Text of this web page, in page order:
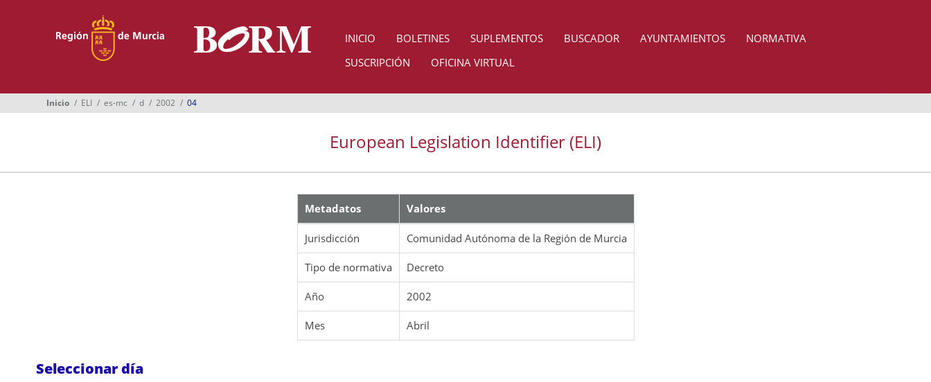
INICIO BOLETINES SUPLEMENTOS BUSCADOR AYUNTAMIENTOS
NORMATIVA
SUSCRIPCIÓN
OFICINA VIRTUAL
Suplementos
Inicio ELI es-mc d 2002 04
European Legislation Identifier (ELI)
Metadatos Valores
Jurisdicción Comunidad Autónoma de la Región de Murcia
Tipo de normativa Decreto
Año 2002
Mes Abril
Seleccionar día